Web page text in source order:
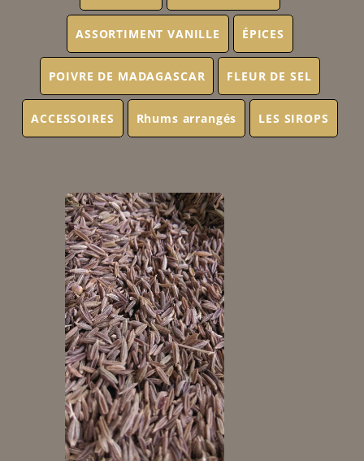
ASSORTIMENT VANILLE ÉPICES
POIVRE DE MADAGASCAR FLEUR DE SEL
ACCESSOIRES Rhums arrangés LES SIROPS